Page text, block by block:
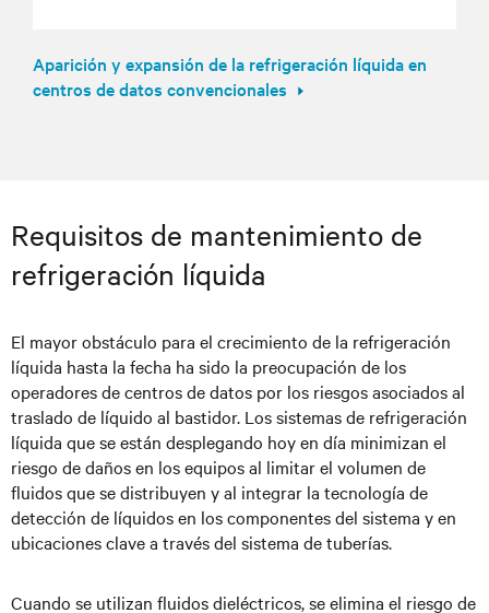
Aparición y expansión de la refrigeración líquida en
centros de datos convencionales
Requisitos de mantenimiento de
refrigeración líquida
El mayor obstáculo para el crecimiento de la refrigeración
líquida hasta la fecha ha sido la preocupación de los
operadores de centros de datos por los riesgos asociados al
traslado de líquido al bastidor. Los sistemas de refrigeración
líquida que se están desplegando hoy en día minimizan el
riesgo de daños en los equipos al limitar el volumen de
fluidos que se distribuyen y al integrar la tecnología de
detección de líquidos en los componentes del sistema y en
ubicaciones clave a través del sistema de tuberías.
Cuando se utilizan fluidos dieléctricos, se elimina el riesgo de